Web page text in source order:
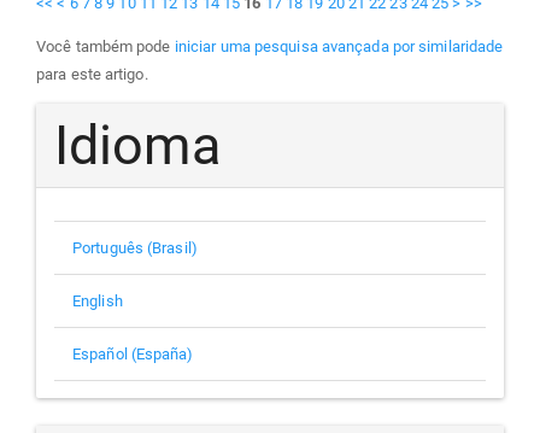
Você também pode iniciar uma pesquisa avançada por similaridade
para este artigo.
Idioma
Português (Brasil)
English
Español (España)